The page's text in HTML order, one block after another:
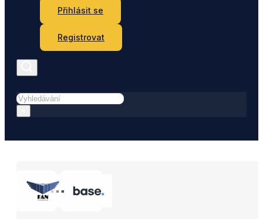
Přihlásit se
Registrovat
Hledat